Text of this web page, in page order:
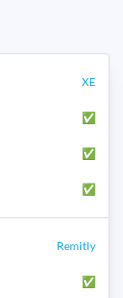
XE
✅
✅
✅
Remitly
✅